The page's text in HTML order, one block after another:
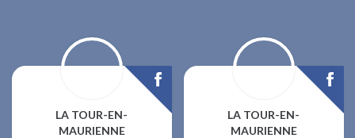
LA TOUR-EN-
MAURIENNE
LA TOUR-EN-
MAURIENNE